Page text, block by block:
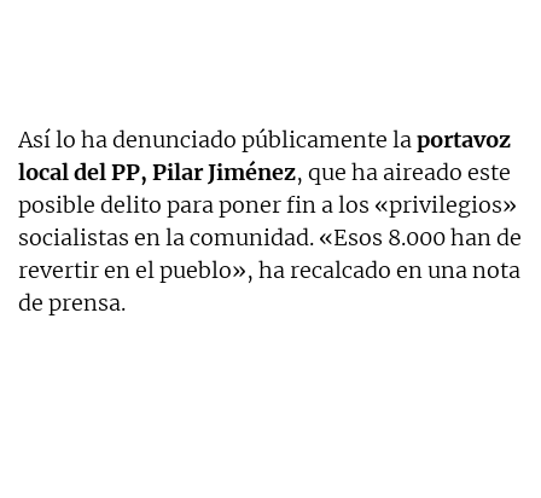
Así lo ha denunciado públicamente laportavoz
local del PP, Pilar Jiménez, que ha aireado este
posible delito para poner fin a los «privilegios»
socialistas en la comunidad. «Esos 8.000 han de
revertir en el pueblo», ha recalcado en una nota
de prensa.